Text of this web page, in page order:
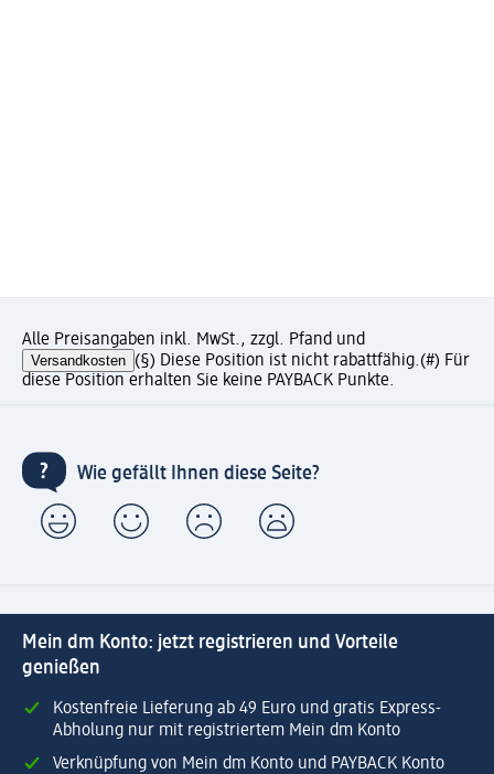
Alle Preisangaben inkl. MwSt., zzgl. Pfand und
Versandkosten (§) Diese Position ist nicht rabattfähig.(#) Für
diese Position erhalten Sie keine PAYBACK Punkte.
Wie gefällt Ihnen diese Seite?
Mein dm Konto: jetzt registrieren und Vorteile
genießen
Kostenfreie Lieferung ab 49 Euro und gratis Express-
Abholung nur mit registriertem Mein dm Konto
Verknüpfung von Mein dm Konto und PAYBACK Konto